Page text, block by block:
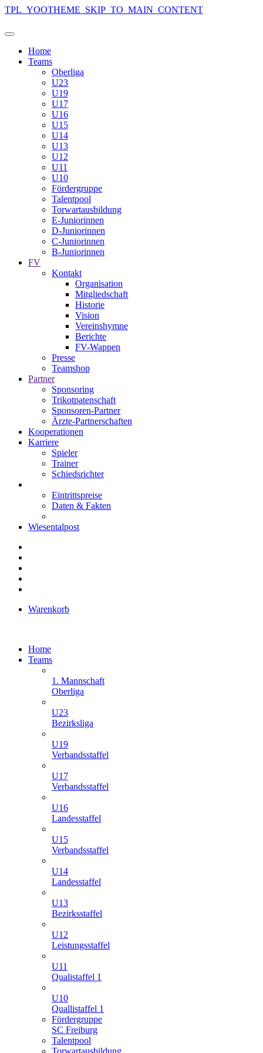
TPL_YOOTHEME_SKIP_TO_MAIN_CONTENT
Home
Teams
Oberliga
U23
U19
U17
U16
U15
U14
U13
U12
U11
U10
Fördergruppe
Talentpool
Torwartausbildung
E-Juniorinnen
D-Juniorinnen
C-Juniorinnen
B-Juniorinnen
FV
Kontakt
Organisation
Mitgliedschaft
Historie
Vision
Vereinshymne
Berichte
FV-Wappen
Presse
Teamshop
Partner
Sponsoring
Trikotpatenschaft
Sponsoren-Partner
Ärzte-Partnerschaften
Kooperationen
Karriere
Spieler
Trainer
Schiedsrichter
Eintrittspreise
Daten & Fakten
Wiesentalpost
Warenkorb
Home
Teams
1. Mannschaft
Oberliga
U23
Bezirksliga
U19
Verbandsstaffel
U17
Verbandsstaffel
U16
Landesstaffel
U15
Verbandsstaffel
U14
Landesstaffel
U13
Bezirksstaffel
U12
Leistungsstaffel
U11
Qualistaffel 1
U10
Quallistaffel 1
Fördergruppe
SC Freiburg
Talentpool
Torwartausbildung